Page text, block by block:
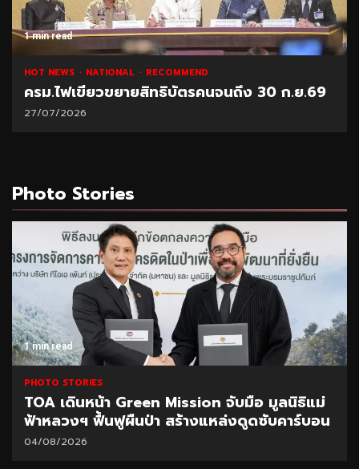
1 min read
HOT NEWS NATIONAL RECOMMEND
ครม.ไฟเขียวขยายสิทธิบัตรคนจนถึง 30 ก.ย.69
27/07/2026
Photo Stories
1 min read
PHOTO STORIES
TOA เดินหน้า Green Mission จับมือ มูลนิธิแม่
ฟ้าหลวงฯ ฟื้นฟูผืนป่า สร้างแหล่งดูดซับคาร์บอน
04/08/2026